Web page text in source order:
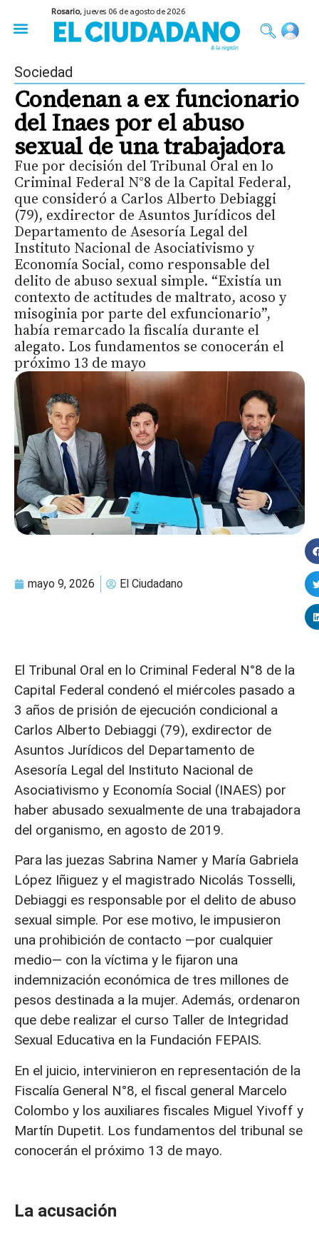
Rosario,jueves 06 de agosto de 2026
Sociedad
Condenan a ex funcionario
del Inaes por el abuso
sexual de una trabajadora
Fue por decisión del Tribunal Oral en lo
Criminal Federal N°8 de la Capital Federal,
que consideró a Carlos Alberto Debiaggi
(79), exdirector de Asuntos Jurídicos del
Departamento de Asesoría Legal del
Instituto Nacional de Asociativismo y
Economía Social, como responsable del
delito de abuso sexual simple. “Existía un
contexto de actitudes de maltrato, acoso y
misoginia por parte del exfuncionario”,
había remarcado la fiscalía durante el
alegato. Los fundamentos se conocerán el
próximo 13 de mayo
mayo 9, 2026 El Ciudadano
El Tribunal Oral en lo Criminal Federal N°8 de la
Capital Federal condenó el miércoles pasado a
3 años de prisión de ejecución condicional a
Carlos Alberto Debiaggi (79), exdirector de
Asuntos Jurídicos del Departamento de
Asesoría Legal del Instituto Nacional de
Asociativismo y Economía Social (INAES) por
haber abusado sexualmente de una trabajadora
del organismo, en agosto de 2019.
Para las juezas Sabrina Namer y María Gabriela
López Iñiguez y el magistrado Nicolás Tosselli,
Debiaggi es responsable por el delito de abuso
sexual simple. Por ese motivo, le impusieron
una prohibición de contacto —por cualquier
medio— con la víctima y le fijaron una
indemnización económica de tres millones de
pesos destinada a la mujer. Además, ordenaron
que debe realizar el curso Taller de Integridad
Sexual Educativa en la Fundación FEPAIS.
En el juicio, intervinieron en representación de la
Fiscalía General N°8, el fiscal general Marcelo
Colombo y los auxiliares fiscales Miguel Yivoff y
Martín Dupetit. Los fundamentos del tribunal se
conocerán el próximo 13 de mayo.
La acusación